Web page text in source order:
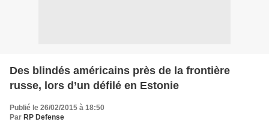
Des blindés américains près de la frontière
russe, lors d’un défilé en Estonie
Publié le 26/02/2015 à 18:50
Par RP Defense